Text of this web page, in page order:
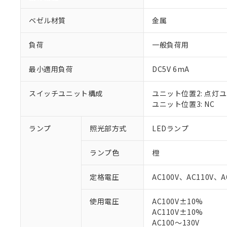
ベゼル材質 金属
負荷 一般負荷用
最小適用負荷 DC5V 6mA
スイッチユニット構成
ユニット位置2: 点灯
ユニット位置3: NC
ランプ 照光部方式 LEDランプ
ランプ色 橙
定格電圧 AC100V、AC110V、
使用電圧
AC100V±10%
AC110V±10%
AC100～130V
ご利用条件
※1 対応状況
対応済み：EU
対応予定：EU
対応予定なし：
調査・確認中：
非該当品：ライセ
仕入先様の事情に
※1 中国